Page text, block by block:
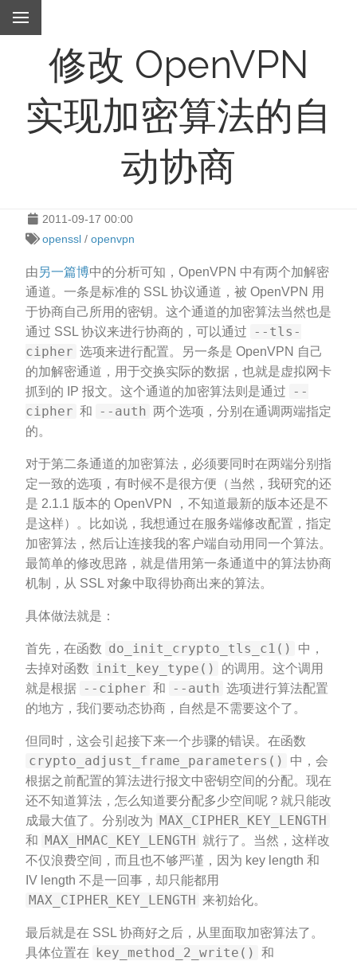
修改 OpenVPN
实现加密算法的自
动协商
2011-09-17 00:00
openssl/ openvpn
由另一篇博中的分析可知，OpenVPN 中有两个加解密
通道。一条是标准的 SSL 协议通道，被 OpenVPN 用
于协商自己所用的密钥。这个通道的加密算法当然也是
通过 SSL 协议来进行协商的，可以通过
--tls-
cipher 选项来进行配置。另一条是 OpenVPN 自己
的加解密通道，用于交换实际的数据，也就是虚拟网卡
抓到的 IP 报文。这个通道的加密算法则是通过
--
cipher 和 --auth 两个选项，分别在通调两端指定
的。
对于第二条通道的加密算法，必须要同时在两端分别指
定一致的选项，有时候不是很方便（当然，我研究的还
是 2.1.1 版本的 OpenVPN ，不知道最新的版本还是不
是这样）。比如说，我想通过在服务端修改配置，指定
加密算法，然后让连接我的客户端自动用同一个算法。
最简单的修改思路，就是借用第一条通道中的算法协商
机制，从 SSL 对象中取得协商出来的算法。
具体做法就是：
首先，在函数 do_init_crypto_tls_c1()
中，
去掉对函数
init_key_type()
的调用。这个调用
就是根据 --cipher 和 --auth 选项进行算法配置
的地方，我们要动态协商，自然是不需要这个了。
但同时，这会引起接下来一个步骤的错误。在函数
crypto_adjust_frame_parameters()
中，会
根据之前配置的算法进行报文中密钥空间的分配。现在
还不知道算法，怎么知道要分配多少空间呢？就只能改
成最大值了。分别改为 MAX_CIPHER_KEY_LENGTH
和 MAX_HMAC_KEY_LENGTH 就行了。当然，这样改
不仅浪费空间，而且也不够严谨，因为 key length 和
IV length 不是一回事，却只能都用
MAX_CIPHER_KEY_LENGTH 来初始化。
最后就是在 SSL 协商好之后，从里面取加密算法了。
具体位置在
key_method_2_write() 和